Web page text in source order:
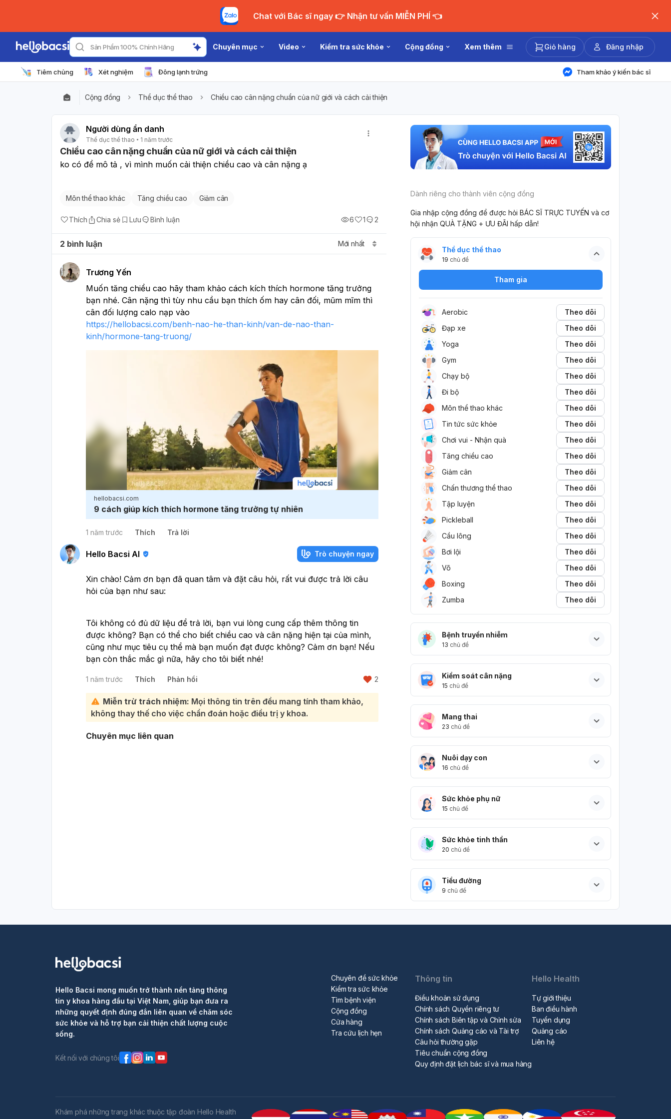
Chat với Bác sĩ ngay 👉 Nhận tư vấn MIỄN PHÍ 👈
Sản Phẩm 100% Chính Hãng Chuyên mục Video Kiểm tra sức khỏe Cộng đồng Xem thêm Giỏ hàng Đăng nhập
Tiêm chủng Xét nghiệm Đông lạnh trứng Tham khảo ý kiến bác sĩ
Cộng đồng Thể dục thể thao Chiều cao cân nặng chuẩn của nữ giới và cách cải thiện
Người dùng ẩn danh
Thể dục thể thao 1 năm trước
Chiều cao cân nặng chuẩn của nữ giới và cách cải thiện
ko có để mô tả , vì mình muốn cải thiện chiều cao và cân nặng ạ
Môn thể thao khác Tăng chiều cao Giảm cân
Thích Chia sẻ Lưu Bình luận 6 1 2
2 bình luận Mới nhất
Trương Yến
Muốn tăng chiểu cao hãy tham khảo cách kích thích hormone tăng trưởng
bạn nhé. Cân nặng thì tùy nhu cầu bạn thích ốm hay cân đối, mũm mĩm thì
cân đối lượng calo nạp vào
https://hellobacsi.com/benh-nao-he-than-kinh/van-de-nao-than-
kinh/hormone-tang-truong/
hellobacsi.com
9 cách giúp kích thích hormone tăng trưởng tự nhiên
1 năm trước Thích Trả lời
Hello Bacsi AI Trò chuyện ngay
Xin chào! Cảm ơn bạn đã quan tâm và đặt câu hỏi, rất vui được trả lời câu
hỏi của bạn như sau:
Tôi không có đủ dữ liệu để trả lời, bạn vui lòng cung cấp thêm thông tin
được không? Bạn có thể cho biết chiều cao và cân nặng hiện tại của mình,
cũng như mục tiêu cụ thể mà bạn muốn đạt được không? Cảm ơn bạn! Nếu
bạn còn thắc mắc gì nữa, hãy cho tôi biết nhé!
1 năm trước Thích Phản hồi 2
Miễn trừ trách nhiệm: Mọi thông tin trên đều mang tính tham khảo,
không thay thế cho việc chẩn đoán hoặc điều trị y khoa.
Chuyên mục liên quan
Dành riêng cho thành viên cộng đồng
Gia nhập cộng đồng để được hỏi BÁC SĨ TRỰC TUYẾN và cơ
hội nhận QUÀ TẶNG + ƯU ĐÃI hấp dẫn!
Thể dục thể thao
19 chủ đề
Tham gia
Aerobic
Theo dõi
Đạp xe
Theo dõi
Yoga
Theo dõi
Gym
Theo dõi
Chạy bộ
Theo dõi
Đi bộ
Theo dõi
Môn thể thao khác
Theo dõi
Tin tức sức khỏe
Theo dõi
Chơi vui - Nhận quà
Theo dõi
Tăng chiều cao
Theo dõi
Giảm cân
Theo dõi
Chấn thương thể thao
Theo dõi
Tập luyện
Theo dõi
Pickleball
Theo dõi
Cầu lông
Theo dõi
Bơi lội
Theo dõi
Võ
Theo dõi
Boxing
Theo dõi
Zumba
Theo dõi
Bệnh truyền nhiễm
13 chủ đề
Kiểm soát cân nặng
15 chủ đề
Mang thai
23 chủ đề
Nuôi dạy con
16 chủ đề
Sức khỏe phụ nữ
15 chủ đề
Sức khỏe tinh thần
20 chủ đề
Tiểu đường
9 chủ đề
Hello Bacsi mong muốn trở thành nền tảng thông
tin y khoa hàng đầu tại Việt Nam, giúp bạn đưa ra
những quyết định đúng đắn liên quan về chăm sóc
sức khỏe và hỗ trợ bạn cải thiện chất lượng cuộc
sống.
Kết nối với chúng tôi
Chuyên đề sức khỏe
Kiểm tra sức khỏe
Tìm bệnh viện
Cộng đồng
Cửa hàng
Tra cứu lịch hẹn
Thông tin
Điều khoản sử dụng
Chính sách Quyền riêng tư
Chính sách Biên tập và Chỉnh sửa
Chính sách Quảng cáo và Tài trợ
Câu hỏi thường gặp
Tiêu chuẩn cộng đồng
Quy định đặt lịch bác sĩ và mua hàng
Hello Health
Tự giới thiệu
Ban điều hành
Tuyển dụng
Quảng cáo
Liên hệ
Khám phá những trang khác thuộc tập đoàn Hello Health